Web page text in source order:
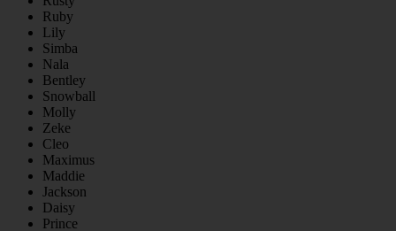
Ruby
Lily
Simba
Nala
Bentley
Snowball
Molly
Zeke
Cleo
Maximus
Maddie
Jackson
Daisy
Prince